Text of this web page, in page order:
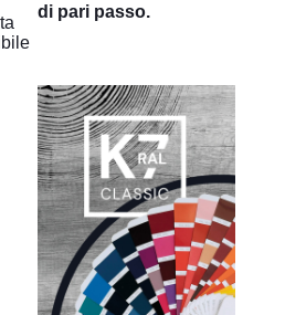
di pari passo.